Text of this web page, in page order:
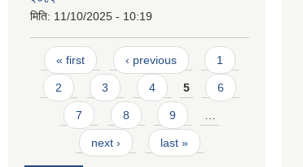
मिति: 11/10/2025 - 10:19
Pages
« first ‹ previous 1
2 3 4 5 6
7 8 9
next › last »